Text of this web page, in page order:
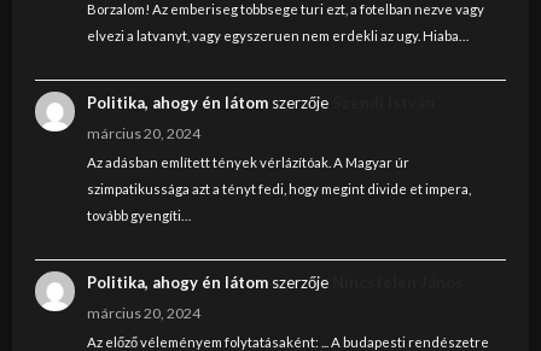
Borzalom! Az emberiseg tobbsege turi ezt, a fotelban nezve vagy
elvezi a latvanyt, vagy egyszeruen nem erdekli az ugy. Hiaba…
Politika, ahogy én látomszerzője
március 20, 2024
Az adásban említett tények vérlázítóak. A Magyar úr
szimpatikussága azt a tényt fedi, hogy megint divide et impera,
tovább gyengíti…
Politika, ahogy én látomszerzője
március 20, 2024
Az előző véleményem folytatásaként: ... A budapesti rendészetre